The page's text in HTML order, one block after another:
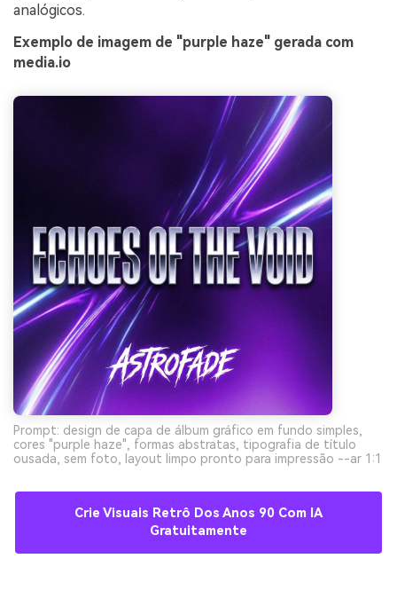
analógicos.
Exemplo de imagem de "purple haze" gerada com
media.io
Prompt: design de capa de álbum gráfico em fundo simples,
cores "purple haze", formas abstratas, tipografia de título
ousada, sem foto, layout limpo pronto para impressão --ar 1:1
Crie Visuais Retrô Dos Anos 90 Com IA
Gratuitamente